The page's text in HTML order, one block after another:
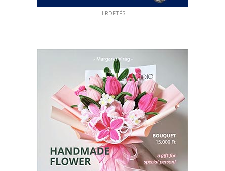
HIRDETÉS